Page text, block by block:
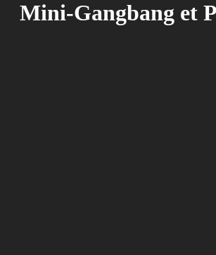
Mini-Gangbang et